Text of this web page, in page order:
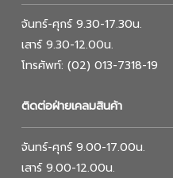
จันทร์-ศุกร์ 9.30-17.30น.
เสาร์ 9.30-12.00น.
โทรศัพท์: (02) 013-7318-19
ติดต่อฝ่ายเคลมสินค้า
จันทร์-ศุกร์ 9.00-17.00น.
เสาร์ 9.00-12.00น.